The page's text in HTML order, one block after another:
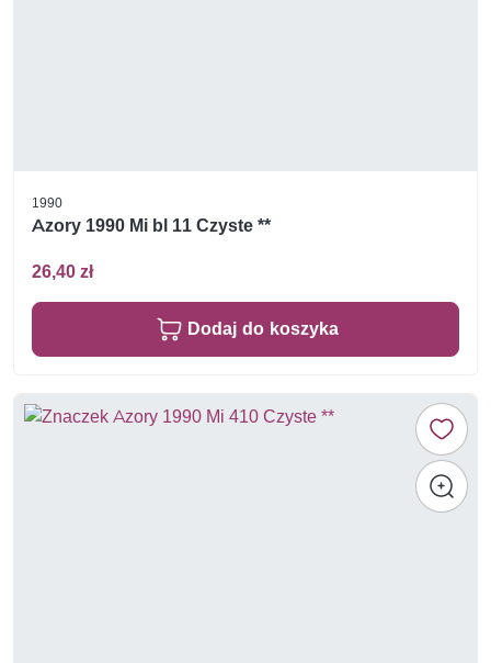
1990
Azory 1990 Mi bl 11 Czyste **
26,40 zł
Dodaj do koszyka